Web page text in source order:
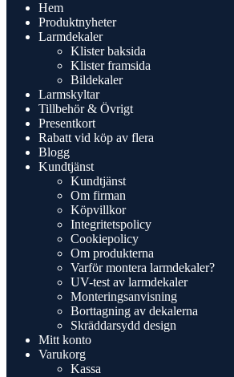
Hem
Produktnyheter
Larmdekaler
Klister baksida
Klister framsida
Bildekaler
Larmskyltar
Tillbehör & Övrigt
Presentkort
Rabatt vid köp av flera
Blogg
Kundtjänst
Kundtjänst
Om firman
Köpvillkor
Integritetspolicy
Cookiepolicy
Om produkterna
Varför montera larmdekaler?
UV-test av larmdekaler
Monteringsanvisning
Borttagning av dekalerna
Skräddarsydd design
Mitt konto
Varukorg
Kassa